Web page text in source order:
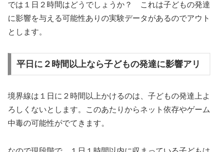
では１日２時間はどうでしょうか？ これは子どもの発達
に影響を与える可能性ありの実験データがあるのでアウト
とします。
平日に２時間以上なら子どもの発達に影響アリ
境界線は１日に２時間以上かけるのは、子どもの発達上よ
ろしくないとします。このあたりからネット依存やゲーム
中毒の可能性がでてきます。